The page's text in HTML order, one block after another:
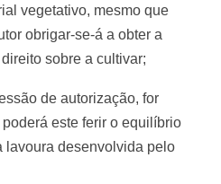
vegetativo, mesmo que
obrigar-se-á a obter a
sobre a cultivar;
de autorização, for
este ferir o equilíbrio
lavoura desenvolvida pelo